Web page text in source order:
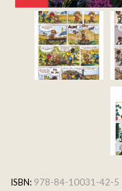
ISBN: 978-84-10031-42-5